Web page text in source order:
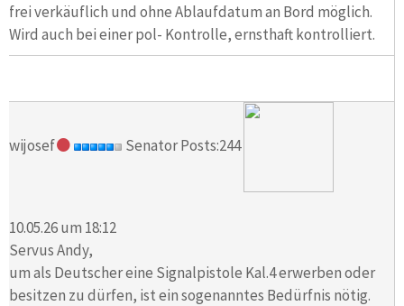
frei verkäuflich und ohne Ablaufdatum an Bord möglich.
Wird auch bei einer pol- Kontrolle, ernsthaft kontrolliert.
wijosef Senator Posts:244
10.05.26 um 18:12
Servus Andy,
um als Deutscher eine Signalpistole Kal.4 erwerben oder
besitzen zu dürfen, ist ein sogenanntes Bedürfnis nötig.